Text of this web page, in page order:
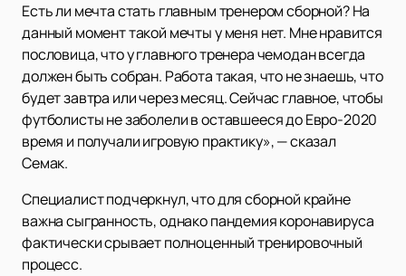
Есть ли мечта стать главным тренером сборной? На
данный момент такой мечты у меня нет. Мне нравится
пословица, что у главного тренера чемодан всегда
должен быть собран. Работа такая, что не знаешь, что
будет завтра или через месяц. Сейчас главное, чтобы
футболисты не заболели в оставшееся до Евро-2020
время и получали игровую практику», — сказал
Семак.
Специалист подчеркнул, что для сборной крайне
важна сыгранность, однако пандемия коронавируса
фактически срывает полноценный тренировочный
процесс.